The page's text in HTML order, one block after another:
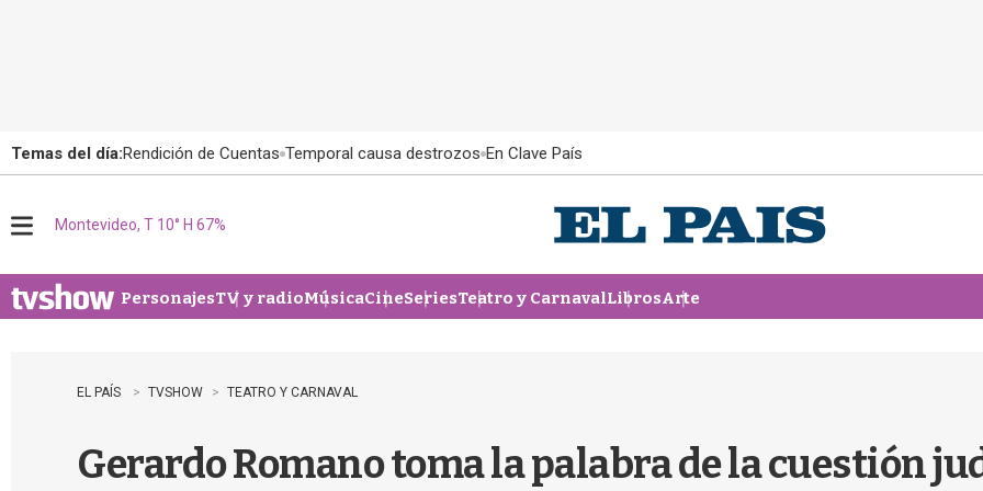
Temas del día:Rendición de Cuentas Temporal causa destrozos En Clave País
u
Montevideo, T 10° H 67%
PersonajesTV y radioMúsicaCineSeriesTeatro y CarnavalLibrosArte
EL PAÍS TVSHOW TEATRO Y CARNAVAL
Gerardo Romano toma la palabra de la cuestión